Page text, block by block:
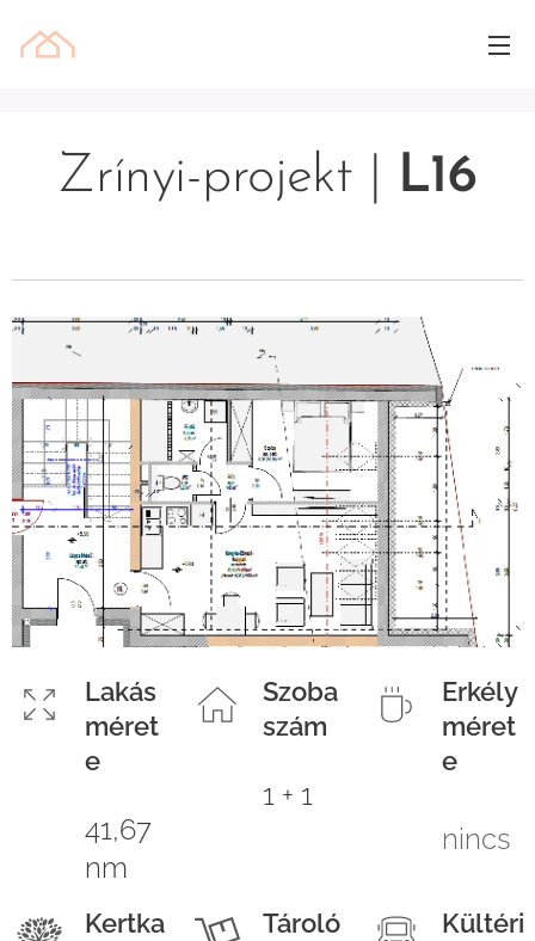
Zrínyi-projekt | L16
Lakás
méret
e
41,67
nm
Szoba
szám
1 + 1
Erkély
méret
e
nincs
Kertka
Tároló
Kültéri